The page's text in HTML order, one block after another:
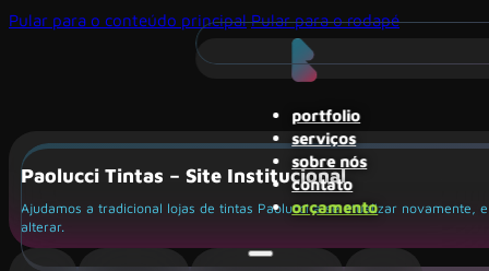
Pular para o conteúdo principal Pular para o rodapé
portfolio
serviços
sobre nós
contato
orçamento
Paolucci Tintas – Site Institucional
Ajudamos a tradicional lojas de tintas Paolucci a se atualizar
alterar.